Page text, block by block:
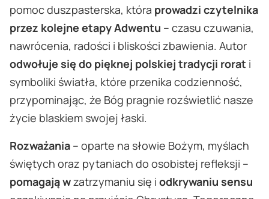
pomoc duszpasterska, która prowadzi czytelnika
przez kolejne etapy Adwentu – czasu czuwania,
nawrócenia, radości i bliskości zbawienia. Autor
odwołuje się do pięknej polskiej tradycji rorat i
symboliki światła, które przenika codzienność,
przypominając, że Bóg pragnie rozświetlić nasze
życie blaskiem swojej łaski.
Rozważania – oparte na słowie Bożym, myślach
świętych oraz pytaniach do osobistej refleksji –
pomagają wzatrzymaniu się i odkrywaniu sensu